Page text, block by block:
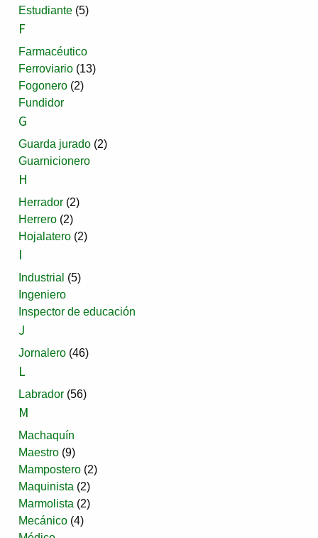
Estudiante (5)
F
Farmacéutico
Ferroviario (13)
Fogonero (2)
Fundidor
G
Guarda jurado (2)
Guarnicionero
H
Herrador (2)
Herrero (2)
Hojalatero (2)
I
Industrial (5)
Ingeniero
Inspector de educación
J
Jornalero (46)
L
Labrador (56)
M
Machaquín
Maestro (9)
Mampostero (2)
Maquinista (2)
Marmolista (2)
Mecánico (4)